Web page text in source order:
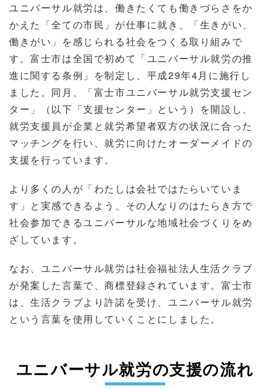
ユニバーサル就労は、働きたくても働きづらさをか
かえた「全ての市民」が仕事に就き、「生きがい、
働きがい」を感じられる社会をつくる取り組みで
す。富士市は全国で初めて「ユニバーサル就労の推
進に関する条例」を制定し、平成29年4月に施行し
ました。同月、「富士市ユニバーサル就労支援セン
ター」（以下「支援センター」という）を開設し、
就労支援員が企業と就労希望者双方の状況に合った
マッチングを行い、就労に向けたオーダーメイドの
支援を行っています。
より多くの人が「わたしは会社ではたらいていま
す」と実感できるよう、その人なりのはたらき方で
社会参加できるユニバーサルな地域社会づくりをめ
ざしています。
なお、ユニバーサル就労は社会福祉法人生活クラブ
が発案した言葉で、商標登録されています。富士市
は、生活クラブより許諾を受け、ユニバーサル就労
という言葉を使用していくことにしました。
ユニバーサル就労の支援の流れ